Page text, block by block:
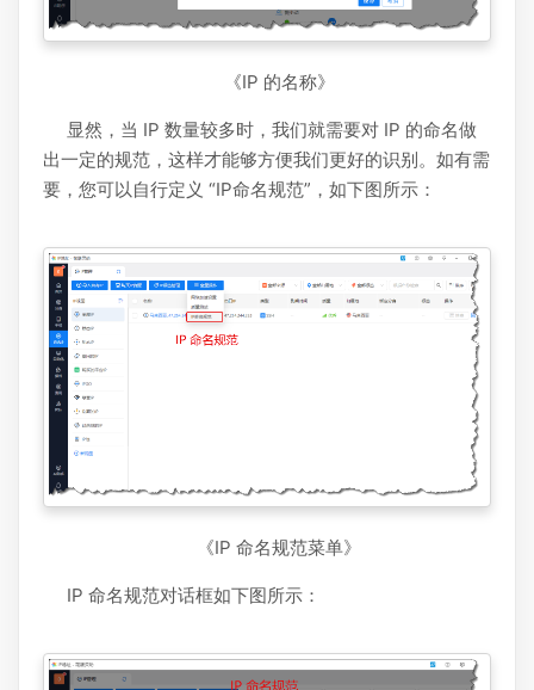
《IP 的名称》
显然，当 IP 数量较多时，我们就需要对 IP 的命名做
出一定的规范，这样才能够方便我们更好的识别。如有需
要，您可以自行定义 “IP命名规范”，如下图所示：
《IP 命名规范菜单》
IP 命名规范对话框如下图所示：